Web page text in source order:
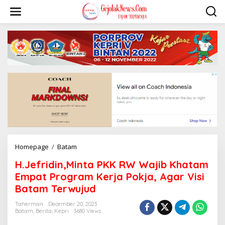
i
Homepage / Batam
J
e
r
i
d
H.Jefridin,Minta PKK RW Wajib Khatam
Empat Program Kerja Pokja, Agar Visi
Batam Terwujud
Taherman
December 20, 2023
Batam, Berita, Kepri 3680 Views